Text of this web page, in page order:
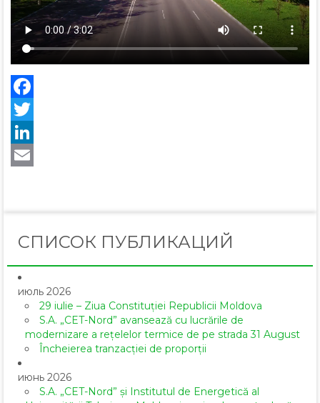
СПИСОК ПУБЛИКАЦИЙ
июль 2026
29 iulie – Ziua Constituției Republicii Moldova
S.A. „CET-Nord” avansează cu lucrările de
modernizare a rețelelor termice de pe strada 31 August
Încheierea tranzacției de proporții
июнь 2026
S.A. „CET-Nord” și Institutul de Energetică al